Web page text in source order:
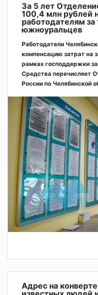
За 5 лет
100,4 млн рублей
работодателям за
южноуральцев
Работодатели
компенсацию затрат на
рамках господдержки
Средства перечисляет
России по Челябинской
Адрес на